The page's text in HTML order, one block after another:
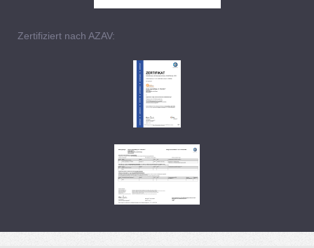
Zertifiziert nach AZAV: